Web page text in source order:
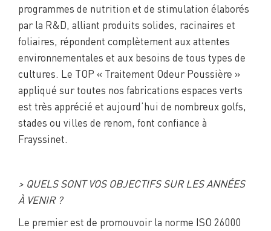
programmes de nutrition et de stimulation élaborés
par la R&D, alliant produits solides, racinaires et
foliaires, répondent complètement aux attentes
environnementales et aux besoins de tous types de
cultures. Le TOP « Traitement Odeur Poussière »
appliqué sur toutes nos fabrications espaces verts
est très apprécié et aujourd’hui de nombreux golfs,
stades ou villes de renom, font confiance à
Frayssinet.
> QUELS SONT VOS OBJECTIFS SUR LES ANNÉES
À VENIR ?
Le premier est de promouvoir la norme ISO 26000